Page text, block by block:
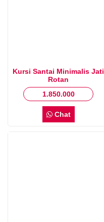
Kursi Santai Minimalis Jati
Rotan
1.850.000
Chat